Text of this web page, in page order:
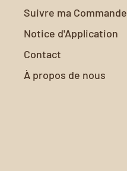
Suivre ma Commande
Notice d'Application
Contact
À propos de nous